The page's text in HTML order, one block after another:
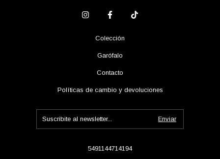
Colección
Garófalo
Contacto
Políticas de cambio y devoluciones
5491144714194